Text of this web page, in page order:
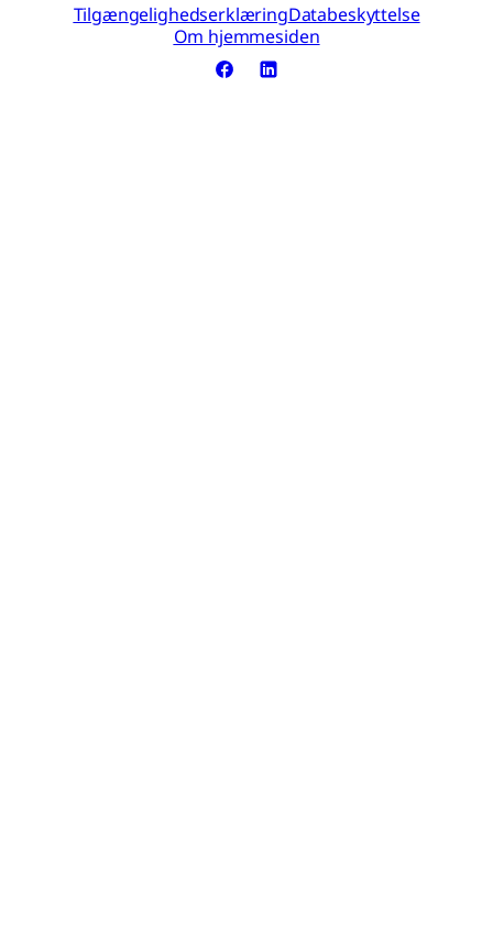
TilgængelighedserklæringDatabeskyttelse
Om hjemmesiden